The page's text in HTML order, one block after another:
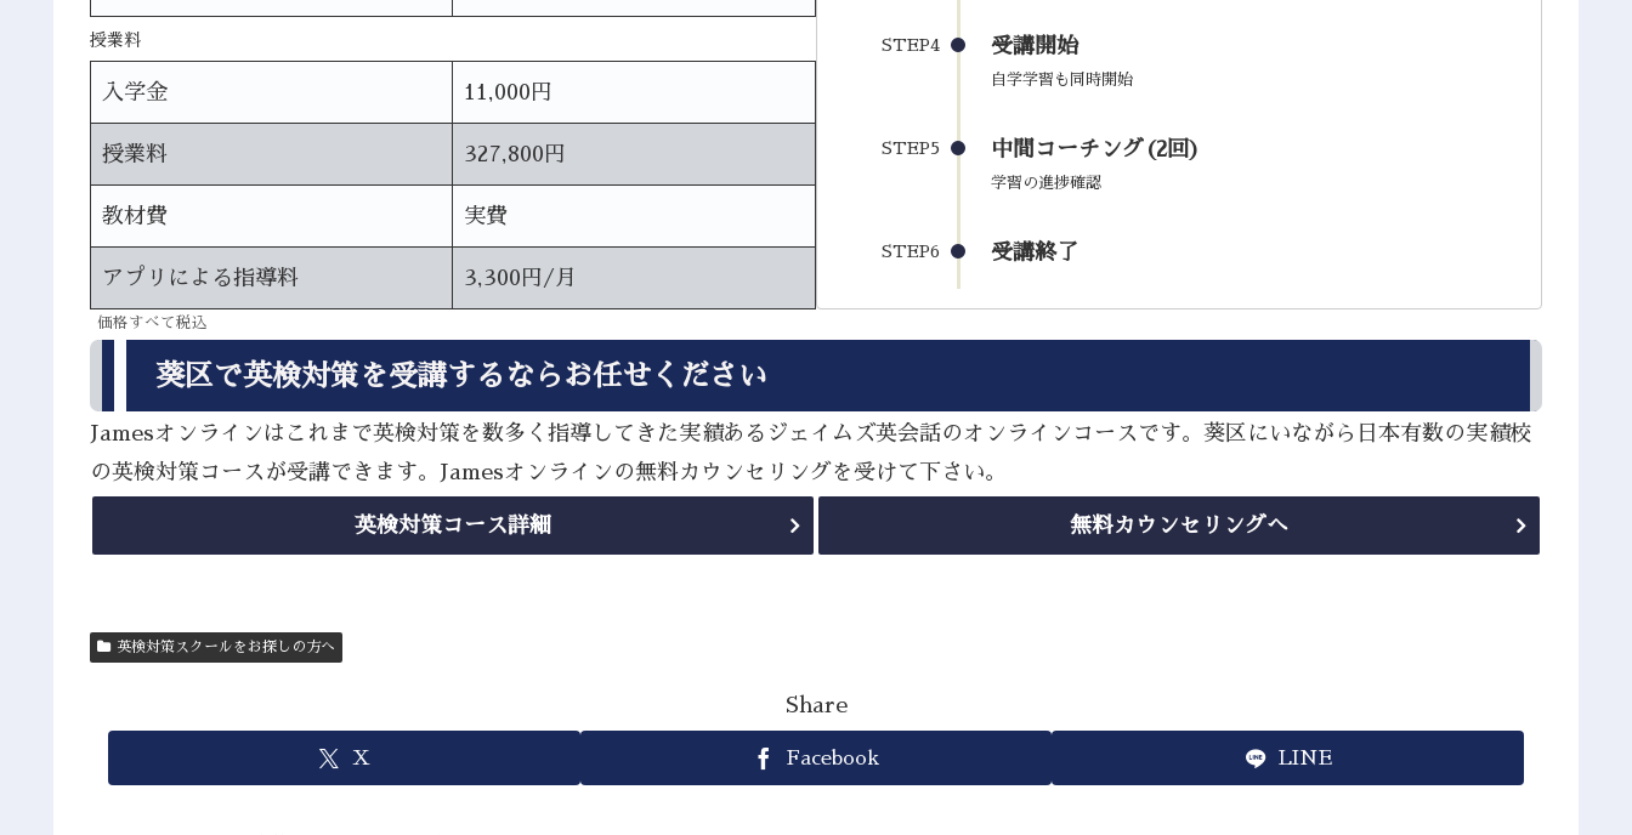
授業料
入学金 11,000円
授業料 327,800円
教材費 実費
アプリによる指導料 3,300円/月
価格すべて税込
STEP4 受講開始
自学学習も同時開始
STEP5 中間コーチング(2回)
学習の進捗確認
STEP6 受講終了
葵区で英検対策を受講するならお任せください
Jamesオンラインはこれまで英検対策を数多く指導してきた実績あるジェイムズ英会話のオンラインコースです。葵区にいながら日本有数の実績校
の英検対策コースが受講できます。Jamesオンラインの無料カウンセリングを受けて下さい。
英検対策コース詳細 無料カウンセリングへ
英検対策スクールをお探しの方へ
Share
X Facebook LINE